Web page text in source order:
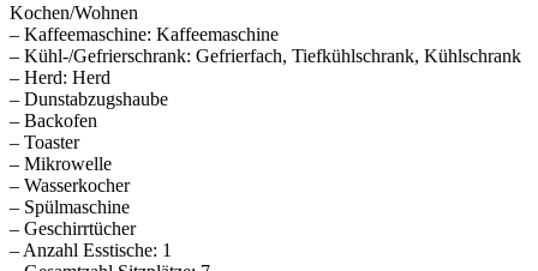
Kochen/Wohnen
– Kaffeemaschine: Kaffeemaschine
– Kühl-/Gefrierschrank: Gefrierfach, Tiefkühlschrank, Kühlschrank
– Herd: Herd
– Dunstabzugshaube
– Backofen
– Toaster
– Mikrowelle
– Wasserkocher
– Spülmaschine
– Geschirrtücher
– Anzahl Esstische: 1